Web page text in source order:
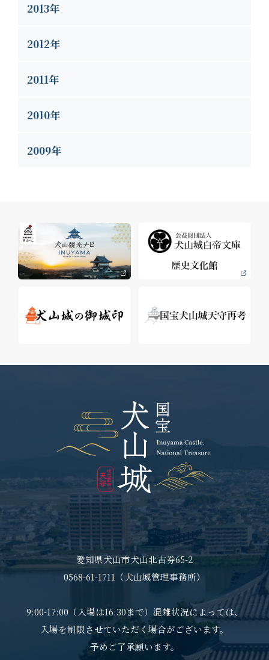
2013年
2012年
2011年
2010年
2009年
愛知県犬山市犬山北古券65-2
0568-61-1711（犬山城管理事務所）
9:00-17:00（入場は16:30まで）混雑状況によっては、
入場を制限させていただく場合がございます。
予めご了承願います。